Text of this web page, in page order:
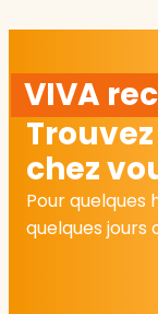
VIVA
chez
Pour quelques
quelques jours